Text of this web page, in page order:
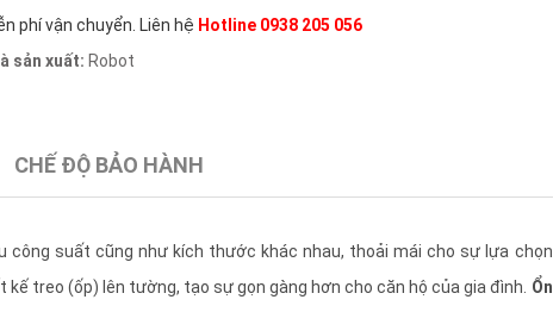
phí vận chuyển. Liên hệ Hotline 0938 205 056
sản xuất: Robot
CHẾ ĐỘ BẢO HÀNH
công suất cũng như kích thước khác nhau, thoải mái cho sự lựa chọn
kế treo (ốp) lên tường, tạo sự gọn gàng hơn cho căn hộ của gia đình. Ổn